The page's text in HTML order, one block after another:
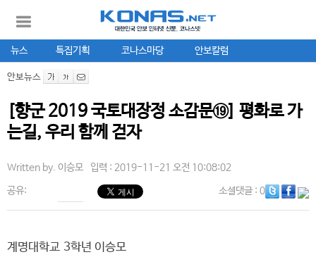
뉴스 특집기획 코나스마당 안보칼럼
안보뉴스
[향군 2019 국토대장정 소감문⑲] 평화로 가
는길, 우리 함께 걷자
Written by. 이승모 입력 : 2019-11-21 오전 10:08:02
공유: 소셜댓글: 0
계명대학교 3학년 이승모